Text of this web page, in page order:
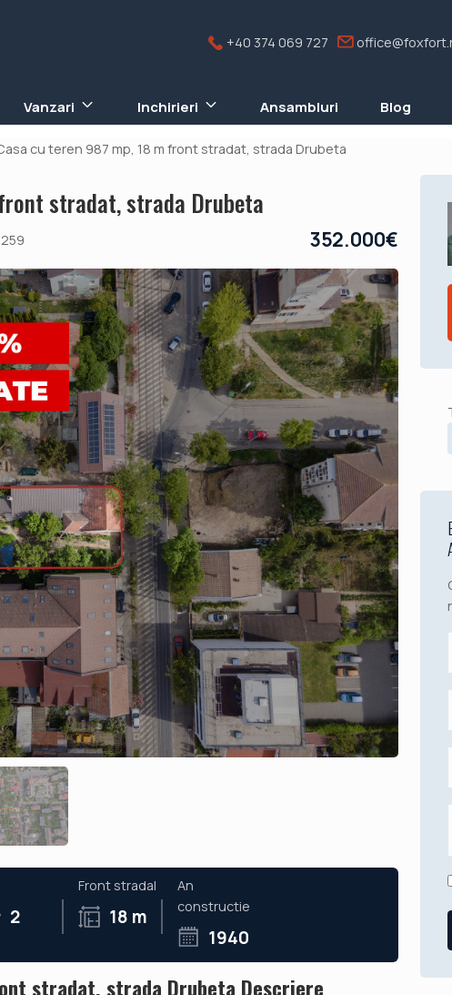
+40 374 069 727
Vanzari Inchirieri Ansambluri Blog
cu teren 987 mp, 18 m front stradat, strada Drubeta
stradat, strada Drubeta
259 352.000€
2
Front stradal
18 m
An
constructie
1940
stradat, strada Drubeta Descriere